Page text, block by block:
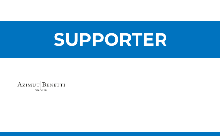
SUPPORTER